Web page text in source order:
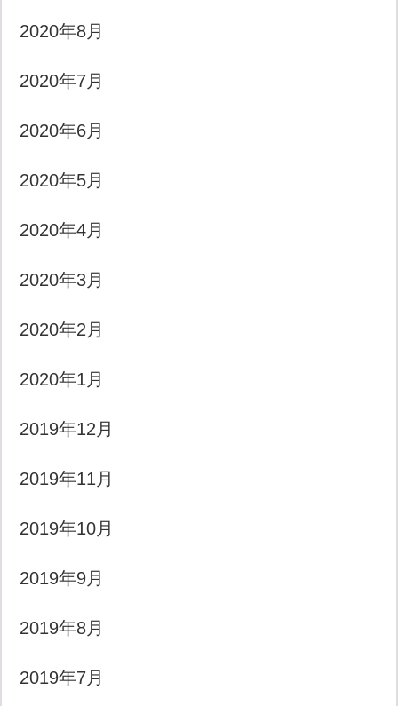
2020年8月
2020年7月
2020年6月
2020年5月
2020年4月
2020年3月
2020年2月
2020年1月
2019年12月
2019年11月
2019年10月
2019年9月
2019年8月
2019年7月